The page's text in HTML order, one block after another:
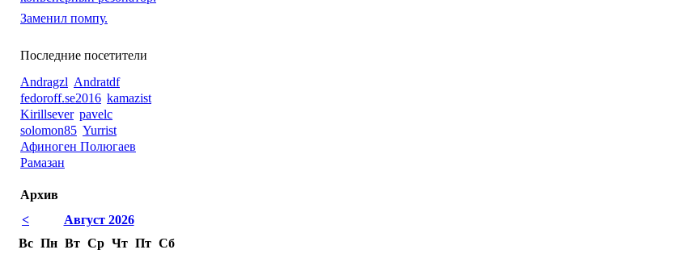
Заменил помпу.
Последние посетители
Andragzl Andratdf
fedoroff.se2016 kamazist
Kirillsever pavelc
solomon85 Yurrist
Афиноген Полюгаев
Рамазан
Архив
<
Август 2026
Вс Пн Вт Ср Чт Пт Сб